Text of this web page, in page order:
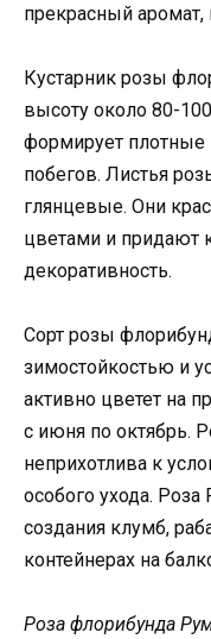
прекрасный аромат,
Кустарник розы
высоту около 80-
формирует
побегов. Листья
глянцевые. Они
цветами и придают
декоративность.
Сорт розы
зимостойкостью и
активно цветет на
с июня по октябрь.
неприхотлива к
особого ухода.
создания клумб,
контейнерах на
Роза флорибунда